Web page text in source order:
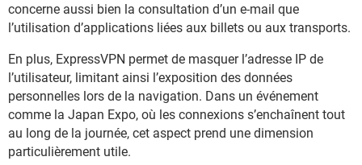
concerne aussi bien la consultation d’un e-mail que
l’utilisation d’applications liées aux billets ou aux transports.
En plus, ExpressVPN permet de masquer l’adresse IP de
l’utilisateur, limitant ainsi l’exposition des données
personnelles lors de la navigation. Dans un événement
comme la Japan Expo, où les connexions s’enchaînent tout
au long de la journée, cet aspect prend une dimension
particulièrement utile.